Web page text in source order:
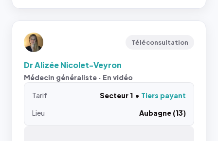
Téléconsultation
Dr Alizée Nicolet-Veyron
Médecin généraliste · En vidéo
Tarif Secteur 1
Tiers payant
Lieu
Aubagne (13)